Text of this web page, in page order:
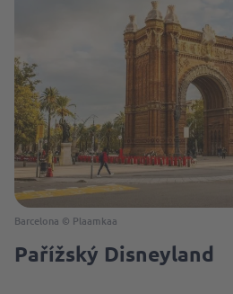
Barcelona © Plaamkaa
Pařížský Disneyland